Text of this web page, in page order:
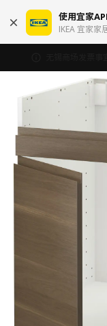
使用宜家
IKEA 宜家家